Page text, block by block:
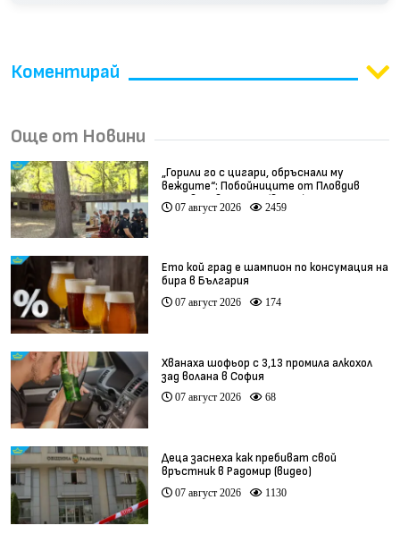
Коментирай
Още от Новини
„Горили го с цигари, обръснали му
веждите“: Побойниците от Пловдив
остават в ареста (видео)
07 август 2026 2459
Ето кой град е шампион по консумация на
бира в България
07 август 2026 174
Хванаха шофьор с 3,13 промила алкохол
зад волана в София
07 август 2026 68
Деца заснеха как пребиват свой
връстник в Радомир (видео)
07 август 2026 1130